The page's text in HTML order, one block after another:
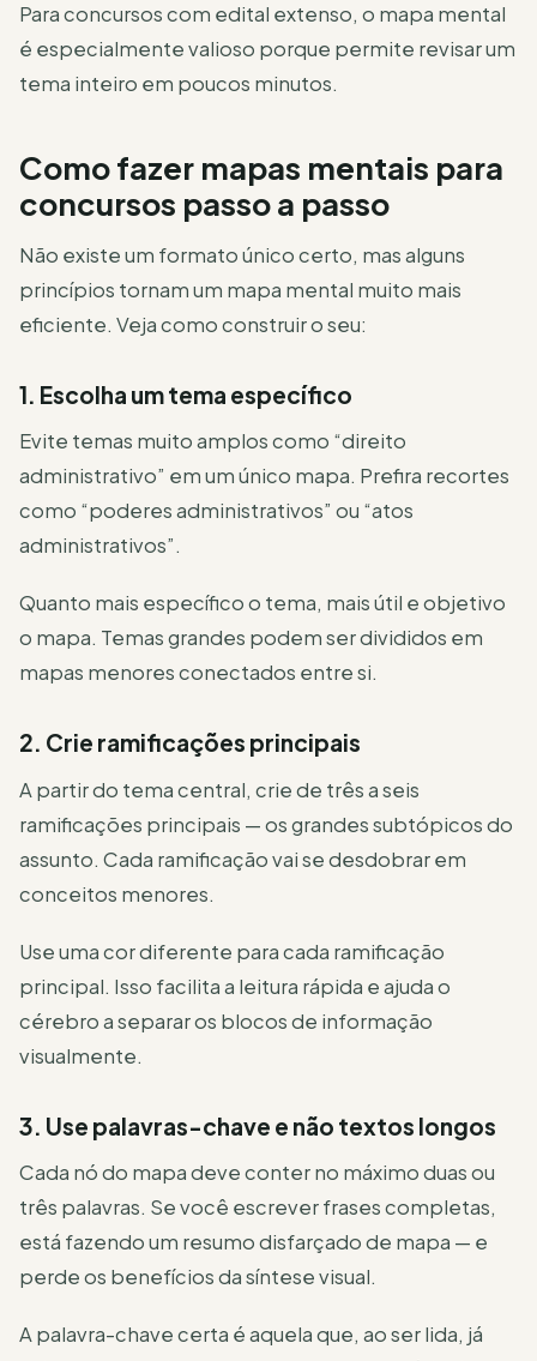
Para concursos com edital extenso, o mapa mental
é especialmente valioso porque permite revisar um
tema inteiro em poucos minutos.
Como fazer mapas mentais para
concursos passo a passo
Não existe um formato único certo, mas alguns
princípios tornam um mapa mental muito mais
eficiente. Veja como construir o seu:
1. Escolha um tema específico
Evite temas muito amplos como “direito
administrativo” em um único mapa. Prefira recortes
como “poderes administrativos” ou “atos
administrativos”.
Quanto mais específico o tema, mais útil e objetivo
o mapa. Temas grandes podem ser divididos em
mapas menores conectados entre si.
2. Crie ramificações principais
A partir do tema central, crie de três a seis
ramificações principais — os grandes subtópicos do
assunto. Cada ramificação vai se desdobrar em
conceitos menores.
Use uma cor diferente para cada ramificação
principal. Isso facilita a leitura rápida e ajuda o
cérebro a separar os blocos de informação
visualmente.
3. Use palavras-chave e não textos longos
Cada nó do mapa deve conter no máximo duas ou
três palavras. Se você escrever frases completas,
está fazendo um resumo disfarçado de mapa — e
perde os benefícios da síntese visual.
A palavra-chave certa é aquela que, ao ser lida, já